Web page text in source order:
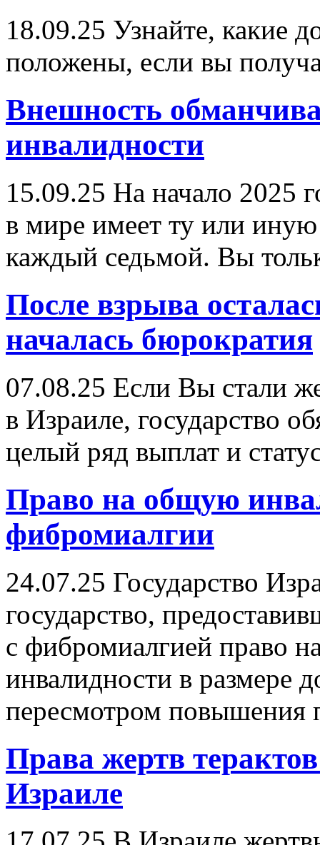
18.09.25 Узнайте, какие
положены, если вы
Внешность
инвалидности
15.09.25 На начало 2025
в мире имеет ту или
каждый седьмой. Вы
После взрыва
началась бюрократия
07.08.25 Если Вы стали
в Израиле, государство
целый ряд выплат и
Право на общую
фибромиалгии
24.07.25 Государство
государство,
с фибромиалгией право
инвалидности в размере
пересмотром повышения
Права жертв
Израиле